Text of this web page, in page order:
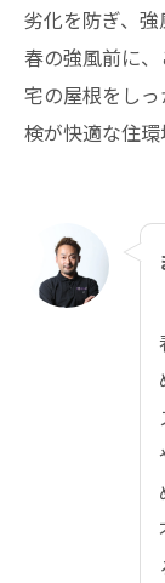
劣化を防ぎ、強
春の強風前に
宅の屋根をし
検が快適な住環